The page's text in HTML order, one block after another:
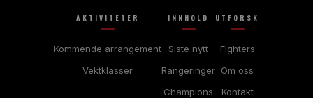
AKTIVITETER
Kommende arrangement
Vektklasser
INNHOLD
Siste nytt
Rangeringer
Champions
UTFORSK
Fighters
Om oss
Kontakt